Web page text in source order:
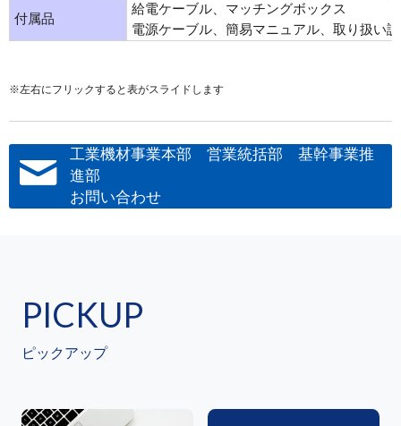
付属品
給電ケーブル、マッチングボックス
電源ケーブル、簡易マニュアル、取り扱い
※左右にフリックすると表がスライドします
工業機材事業本部 営業統括部 基幹事業推
進部
お問い合わせ
PICKUP
ピックアップ